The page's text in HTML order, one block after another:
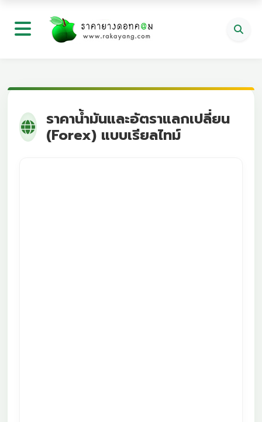
ราคาน้ำมันและอัตราแลกเปลี่ยน
(Forex) แบบเรียลไทม์